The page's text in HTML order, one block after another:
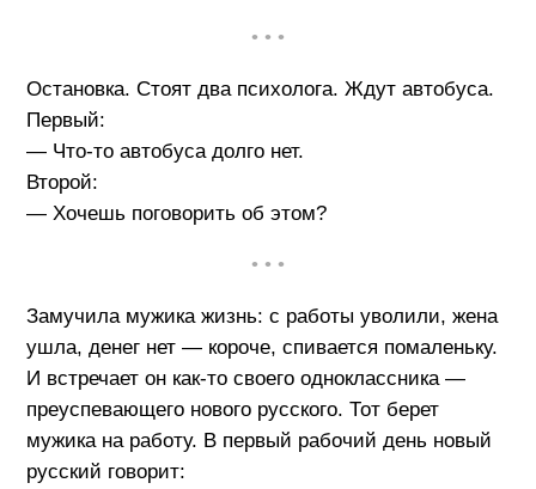
• • •
Остановка. Стоят два психолога. Ждут автобуса.
Первый:
— Что-то автобуса долго нет.
Второй:
— Хочешь поговорить об этом?
• • •
Замучила мужика жизнь: с работы уволили, жена
ушла, денег нет — короче, спивается помаленьку.
И встречает он как-то своего одноклассника —
преуспевающего нового русского. Тот берет
мужика на работу. В первый рабочий день новый
русский говорит: